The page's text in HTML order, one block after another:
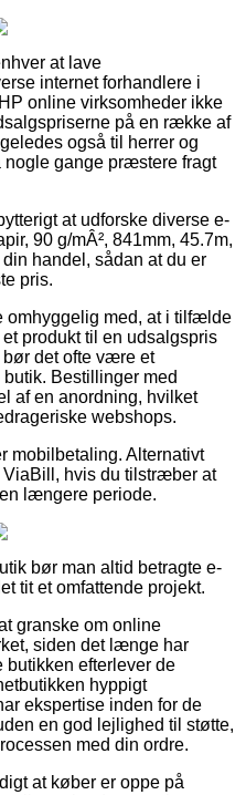
at lave
internet forhandlere i
online virksomheder ikke
på en række af
også til herrer og
nogle gange præstere fragt
at udforske diverse e-
90 g/mÂ², 841mm, 45.7m,
handel, sådan at du er
pris.
omhyggelig med, at i tilfælde
produkt til en udsalgspris
det ofte være et
Bestillinger med
af en anordning, hvilket
webshops.
mobilbetaling. Alternativt
ViaBill, hvis du tilstræber at
længere periode.
bør man altid betragte e-
tit et omfattende projekt.
granske om online
siden det længe har
efterlever de
hyppigt
ekspertise inden for de
en god lejlighed til støtte,
med din ordre.
at køber er oppe på